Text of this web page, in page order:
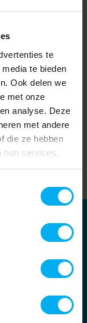
te
te bieden
Ook delen we
met onze
analyse. Deze
met andere
die ze hebben
hun services.